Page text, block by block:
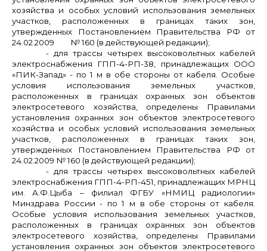
хозяйства и особых условий использования земельных
участков, расположенных в границах таких зон,
утвержденных Постановлением Правительства РФ от
24.02.2009 № 160 (в действующей редакции);
- для трассы четырех высоковольтных кабелей
электроснабжения ГПП-4-РП-38, принадлежащих ООО
«ПИК-Запад» - по 1 м в обе стороны от кабеля. Особые
условия использования земельных участков,
расположенных в границах охранных зон объектов
электросетевого хозяйства, определены Правилами
установления охранных зон объектов электросетевого
хозяйства и особых условий использования земельных
участков, расположенных в границах таких зон,
утвержденных Постановлением Правительства РФ от
24.02.2009 № 160 (в действующей редакции);
- для трассы четырех высоковольтных кабелей
электроснабжения ГПП-4-РП-451, принадлежащих МРНЦ
им. А.Ф.Цыба – филиал ФГБУ «НМИЦ радиологии»
Минздрава России - по 1 м в обе стороны от кабеля.
Особые условия использования земельных участков,
расположенных в границах охранных зон объектов
электросетевого хозяйства, определены Правилами
установления охранных зон объектов электросетевого